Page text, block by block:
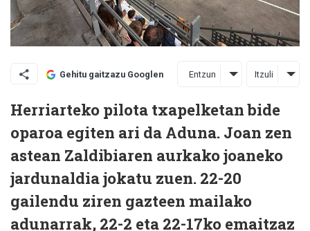
Gehitu gaitzazu Googlen Entzun Itzuli
Herriarteko pilota txapelketan bide
oparoa egiten ari da Aduna. Joan zen
astean Zaldibiaren aurkako joaneko
jardunaldia jokatu zuen. 22-20
gailendu ziren gazteen mailako
adunarrak, 22-2 eta 22-17ko emaitzaz